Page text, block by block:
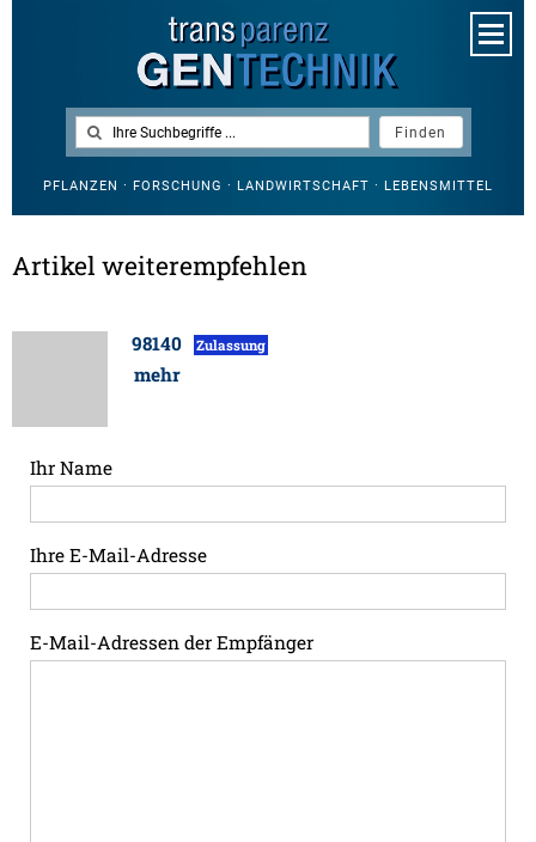
PFLANZEN · FORSCHUNG · LANDWIRTSCHAFT · LEBENSMITTEL
Artikel weiterempfehlen
98140 Zulassung
mehr
Ihr Name
Ihre E-Mail-Adresse
E-Mail-Adressen der Empfänger